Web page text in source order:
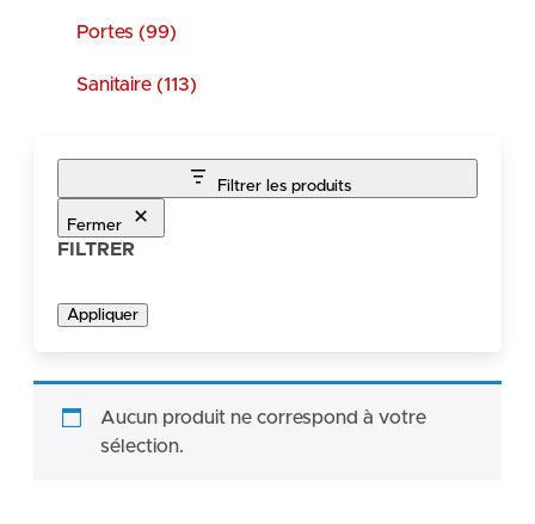
Portes (99)
Sanitaire (113)
Filtrer les produits
Fermer
FILTRER
Appliquer
Aucun produit ne correspond à votre
sélection.